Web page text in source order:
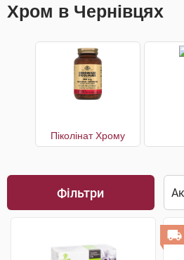
Хром в Чернівцях
Піколінат Хрому
Фільтри